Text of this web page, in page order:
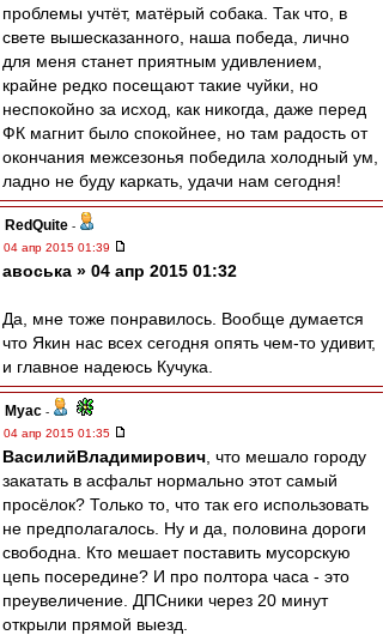
проблемы учтёт, матёрый собака. Так что, в
свете вышесказанного, наша победа, лично
для меня станет приятным удивлением,
крайне редко посещают такие чуйки, но
неспокойно за исход, как никогда, даже перед
ФК магнит было спокойнее, но там радость от
окончания межсезонья победила холодный ум,
ладно не буду каркать, удачи нам сегодня!
RedQuite -
04 апр 2015 01:39
авоська » 04 апр 2015 01:32
Да, мне тоже понравилось. Вообще думается
что Якин нас всех сегодня опять чем-то удивит,
и главное надеюсь Кучука.
Myac -
04 апр 2015 01:35
ВасилийВладимирович , что мешало городу
закатать в асфальт нормально этот самый
просёлок? Только то, что так его использовать
не предполагалось. Ну и да, половина дороги
свободна. Кто мешает поставить мусорскую
цепь посередине? И про полтора часа - это
преувеличение. ДПСники через 20 минут
открыли прямой выезд.